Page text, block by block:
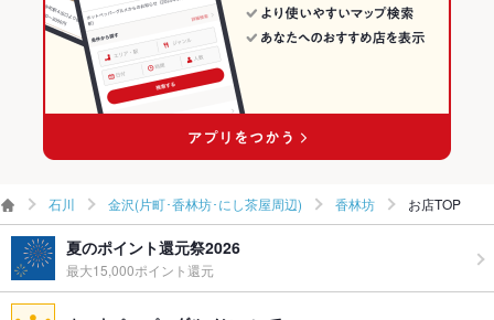
お子様連れ お子様連れ歓迎
－
石川 金沢(片町･香林坊･にし茶屋周辺) 香林坊 お店TOP
夏のポイント還元祭2026
最大15,000ポイント還元